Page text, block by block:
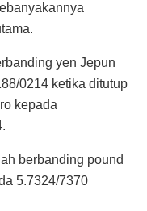
yen Jepun
0214 ketika ditutup
kepada
berbanding pound
5.7324/7370